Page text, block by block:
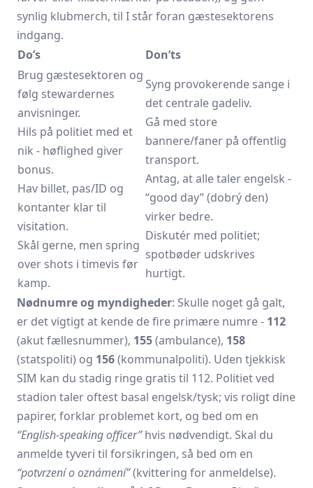
synlig klubmerch, til I står foran gæstesektorens
indgang.
Do’s
Don’ts
Brug gæstesektoren og
følg stewardernes
anvisninger.
Hils på politiet med et
nik - høflighed giver
bonus.
Hav billet, pas/ID og
kontanter klar til
visitation.
Skål gerne, men spring
over shots i timevis før
kamp.
Syng provokerende sange i
det centrale gadeliv.
Gå med store
bannere/faner på offentlig
transport.
Antag, at alle taler engelsk -
“good day” (dobrý den)
virker bedre.
Diskutér med politiet;
spotbøder udskrives
hurtigt.
Nødnumre og myndigheder: Skulle noget gå galt,
er det vigtigt at kende de fire primære numre - 112
(akut fællesnummer), 155(ambulance), 158
(statspoliti) og 156(kommunalpoliti). Uden tjekkisk
SIM kan du stadig ringe gratis til 112. Politiet ved
stadion taler oftest basal engelsk/tysk; vis roligt dine
papirer, forklar problemet kort, og bed om en
“English-speaking officer”hvis nødvendigt. Skal du
anmelde tyveri til forsikringen, så bed om en
“potvrzení o oznámení”(kvittering for anmeldelse).